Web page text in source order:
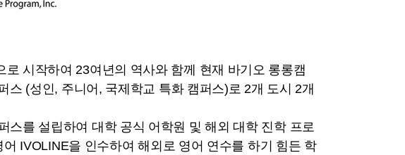
시작하여 23여년의 역사와 함께 현재 바기오 롱롱캠
(성인, 주니어, 국제학교 특화 캠퍼스)로 2개 도시 2개
를 설립하여 대학 공식 어학원 및 해외 대학 진학 프로
IVOLINE을 인수하여 해외로 영어 연수를 하기 힘든 학